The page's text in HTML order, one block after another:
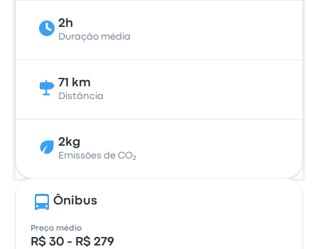
2h
Duração média
71 km
Distância
2kg
Emissões de CO₂
Ônibus
Preço médio
R$ 30 - R$ 279